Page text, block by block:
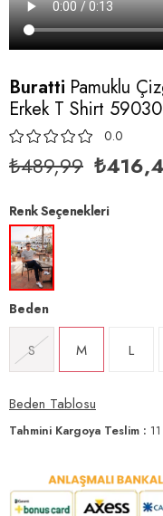
Buratti Pamuklu
Erkek T Shirt
0.0
₺489,99
Renk Seçenekleri
Beden
S M L
Beden Tablosu
Tahmini Kargoya Teslim :